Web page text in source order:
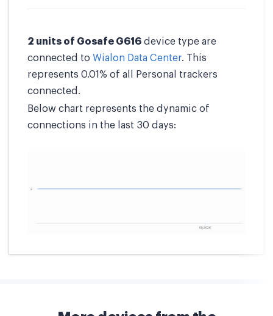
2 units of Gosafe G616 device type are
connected to Wialon Data Center. This
represents 0.01% of all Personal trackers
connected.
Below chart represents the dynamic of
connections in the last 30 days: